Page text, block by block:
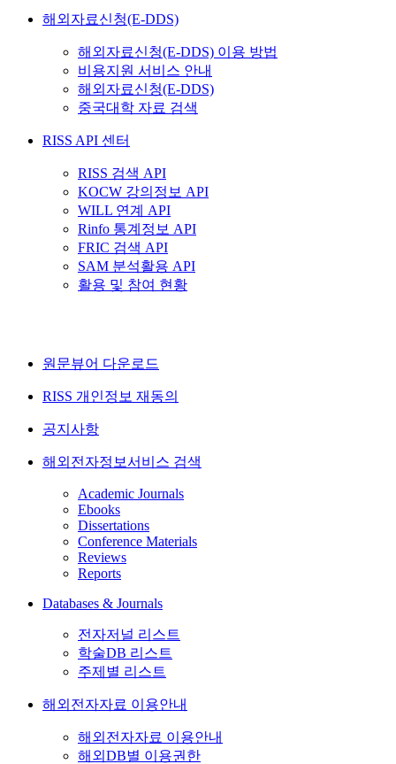
해외자료신청(E-DDS)
해외자료신청(E-DDS) 이용 방법
비용지원 서비스 안내
해외자료신청(E-DDS)
중국대학 자료 검색
RISS API 센터
RISS 검색 API
KOCW 강의정보 API
WILL 연계 API
Rinfo 통계정보 API
FRIC 검색 API
SAM 분석활용 API
활용 및 참여 현황
원문뷰어 다운로드
RISS 개인정보 재동의
공지사항
해외전자정보서비스 검색
Academic Journals
Ebooks
Dissertations
Conference Materials
Reviews
Reports
Databases & Journals
전자저널 리스트
학술DB 리스트
주제별 리스트
해외전자자료 이용안내
해외전자자료 이용안내
해외DB별 이용권한